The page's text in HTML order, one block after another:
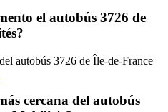
el autobús 3726 de
autobús 3726 de Île-de-France
cercana del autobús